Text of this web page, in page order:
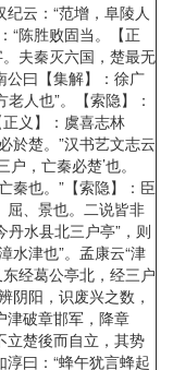
云：“范增，阜陵人
“陈胜败固当。【正
夫秦灭六国，楚最无
公曰【集解】：徐广
人也”。【索隐】：
义】：虞喜志林
於楚。”汉书艺文志云
，亡秦必楚’也。
秦也。”【索隐】：臣
屈、景也。二说皆非
丹水县北三户亭”，则
水津也”。孟康云“津
经葛公亭北，经三户
阴阳，识废兴之数，
津破章邯军，降章
立楚後而自立，其势
曰：“蜂午犹言蜂起